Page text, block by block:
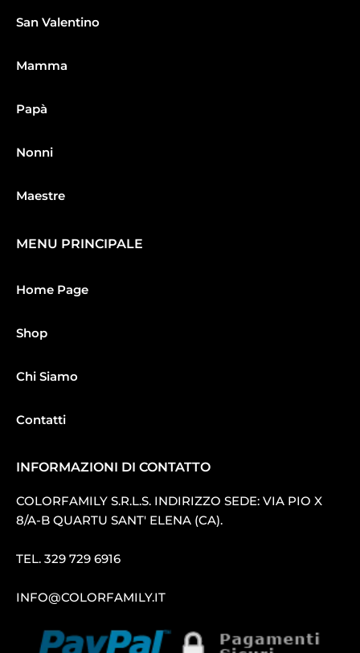
San Valentino
Mamma
Papà
Nonni
Maestre
MENU PRINCIPALE
Home Page
Shop
Chi Siamo
Contatti
INFORMAZIONI DI CONTATTO
COLORFAMILY S.R.L.S. INDIRIZZO SEDE: VIA PIO X
8/A-B QUARTU SANT′ ELENA (CA).
TEL. 329 729 6916
INFO@COLORFAMILY.IT